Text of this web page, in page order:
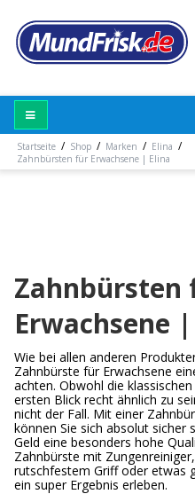
Startseite / Shop / Marken / Elina /
Zahnbürsten für Erwachsene | Elina
Zahnbürsten
Erwachsene
Wie bei allen anderen
Zahnbürste für Erwachsene
achten. Obwohl die
ersten Blick recht ähnlich zu
nicht der Fall. Mit einer
können Sie sich absolut sicher
Geld eine besonders hohe
Zahnbürste mit
rutschfestem Griff oder etwas
ein super Ergebnis erleben.